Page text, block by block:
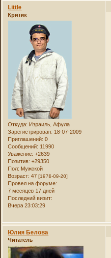
Little
Критик
Откуда: Израиль, Афула
Зарегистрирован: 18-07-2009
Приглашений: 0
Сообщений: 11990
Уважение: +2639
Позитив: +29350
Пол: Мужской
Возраст: 47[1978-09-20]
Провел на форуме:
7 месяцев 17 дней
Последний визит:
Вчера 23:03:29
Юлия Белова
Читатель